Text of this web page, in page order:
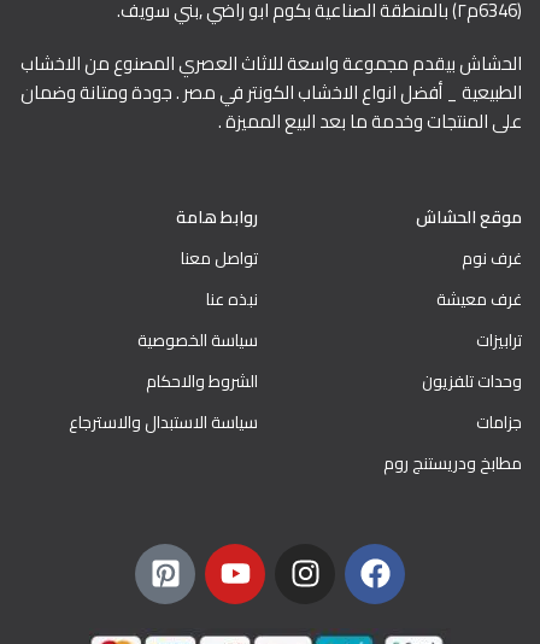
(6346م٢) بالمنطقة الصناعية بكوم ابو راضي ,بني سويف.
الحشاش بيقدم مجموعة واسعة للاثاث العصري المصنوع من الاخشاب
الطبيعية _ أفضل انواع الاخشاب الكونتر في مصر . جودة ومتانة وضمان
على المنتجات وخدمة ما بعد البيع المميزة .
موقع الحشاش
غرف نوم
غرف معيشة
ترابيزات
وحدات تلفزيون
جزامات
مطابخ ودريستنج روم
روابط هامة
تواصل معنا
نبذه عنا
سياسة الخصوصية
الشروط والاحكام
سياسة الاستبدال والاسترجاع